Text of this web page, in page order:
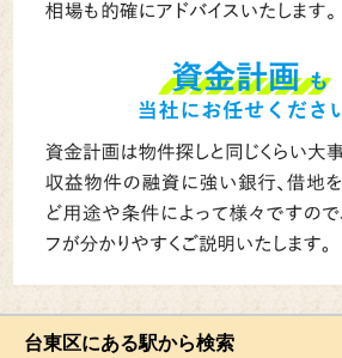
台東区にある駅から検索